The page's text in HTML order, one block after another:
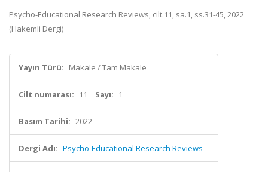
Psycho-Educational Research Reviews, cilt.11, sa.1, ss.31-45, 2022
(Hakemli Dergi)
Yayın Türü: Makale / Tam Makale
Cilt numarası: 11 Sayı: 1
Basım Tarihi: 2022
Dergi Adı: Psycho-Educational Research Reviews